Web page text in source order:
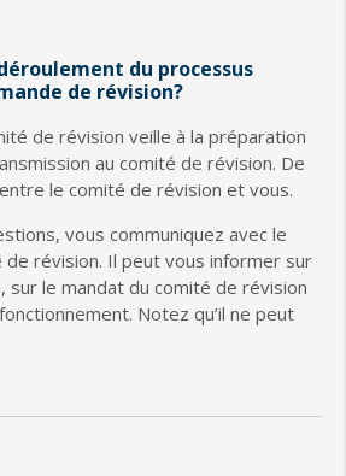
du processus
de révision?
de révision veille à la préparation
au comité de révision. De
le comité de révision et vous.
vous communiquez avec le
révision. Il peut vous informer sur
sur le mandat du comité de révision
Notez qu’il ne peut